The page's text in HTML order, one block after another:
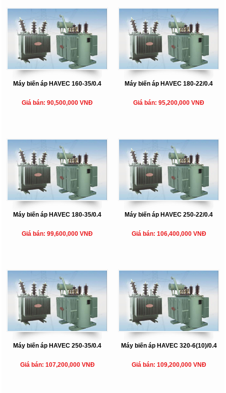
Máy biến áp HAVEC 160-35/0.4
Giá bán: 90,500,000 VNĐ
Máy biến áp HAVEC 180-22/0.4
Giá bán: 95,200,000 VNĐ
Máy biến áp HAVEC 180-35/0.4
Giá bán: 99,600,000 VNĐ
Máy biến áp HAVEC 250-22/0.4
Giá bán: 106,400,000 VNĐ
Máy biến áp HAVEC 250-35/0.4
Giá bán: 107,200,000 VNĐ
Máy biến áp HAVEC 320-6(10)/0.4
Giá bán: 109,200,000 VNĐ